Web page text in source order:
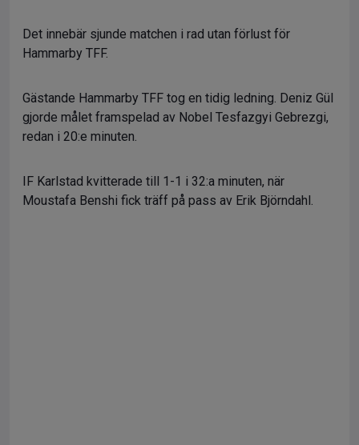
Det innebär sjunde matchen i rad utan förlust för
Hammarby TFF.
Gästande Hammarby TFF tog en tidig ledning. Deniz Gül
gjorde målet framspelad av Nobel Tesfazgyi Gebrezgi,
redan i 20:e minuten.
IF Karlstad kvitterade till 1-1 i 32:a minuten, när
Moustafa Benshi fick träff på pass av Erik Björndahl.